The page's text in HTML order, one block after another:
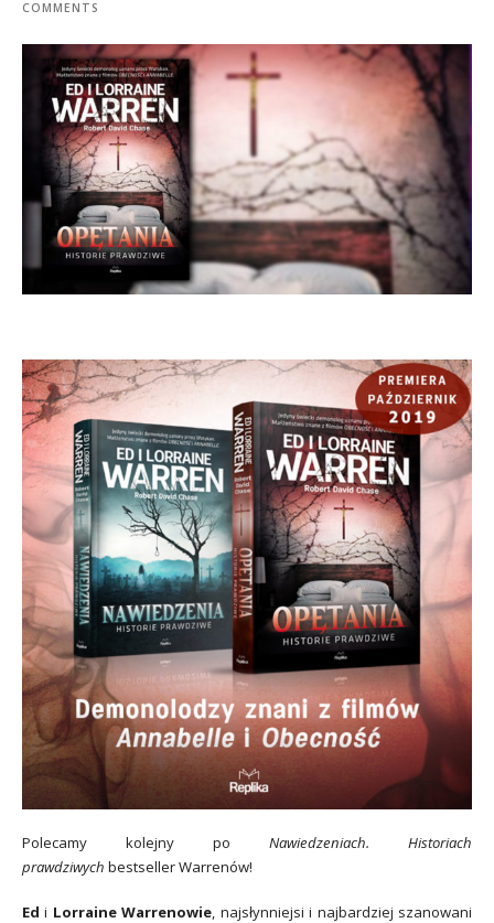
COMMENTS
Polecamy kolejny po Nawiedzeniach. Historiach
prawdziwych bestseller Warrenów!
Ed i Lorraine Warrenowie, najsłynniejsi i najbardziej szanowani